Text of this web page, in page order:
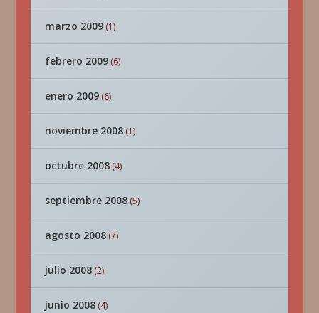
marzo 2009(1)
febrero 2009(6)
enero 2009(6)
noviembre 2008(1)
octubre 2008(4)
septiembre 2008(5)
agosto 2008(7)
julio 2008(2)
junio 2008(4)